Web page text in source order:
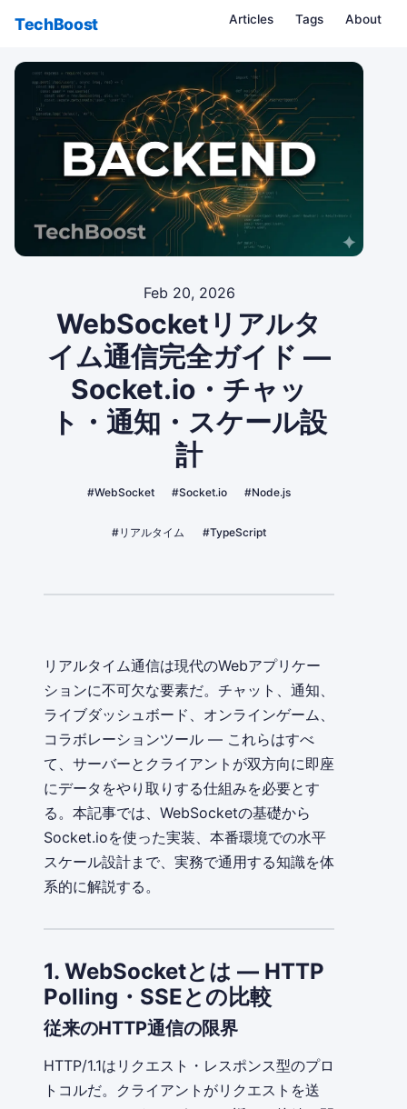
TechBoost Articles Tags About
Feb 20, 2026
WebSocketリアルタ
イム通信完全ガイド —
Socket.io・チャッ
ト・通知・スケール設
計
#WebSocket #Socket.io #Node.js
#リアルタイム #TypeScript
リアルタイム通信は現代のWebアプリケー
ションに不可欠な要素だ。チャット、通知、
ライブダッシュボード、オンラインゲーム、
コラボレーションツール — これらはすべ
て、サーバーとクライアントが双方向に即座
にデータをやり取りする仕組みを必要とす
る。本記事では、WebSocketの基礎から
Socket.ioを使った実装、本番環境での水平
スケール設計まで、実務で通用する知識を体
系的に解説する。
1. WebSocketとは — HTTP
Polling・SSEとの比較
従来のHTTP通信の限界
HTTP/1.1はリクエスト・レスポンス型のプロ
トコルだ。クライアントがリクエストを送